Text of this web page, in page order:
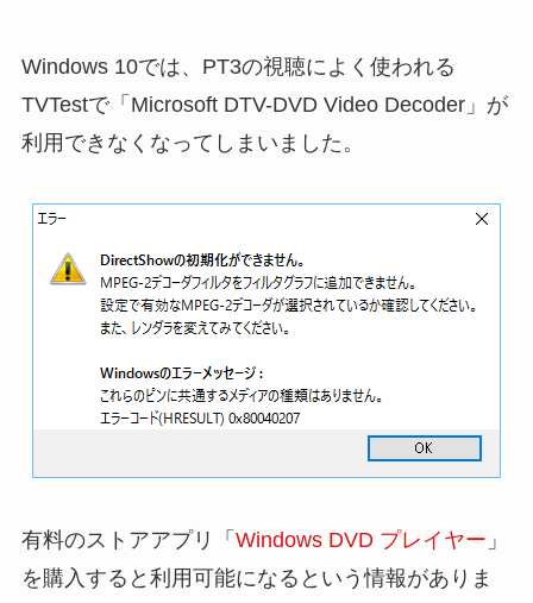
Windows 10では、PT3の視聴によく使われる
TVTestで「Microsoft DTV-DVD Video Decoder」が
利用できなくなってしまいました。
有料のストアアプリ「 Windows DVD プレイヤー 」
を購入すると利用可能になるという情報がありま